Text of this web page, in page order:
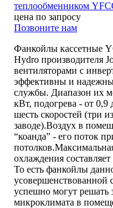
теплообменником
цена по запросу
Позвоните нам
Фанкойлы кассетные
Hydro производителя
вентиляторами с
эффективны и
службы. Диапазон их
кВт, подогрева - от
шесть скоростей (три
заводе).Воздух в
“коанда” - его поток
охлаждения
То есть фанкойлы
усовершенствованной
успешно могут решать
микроклимата в